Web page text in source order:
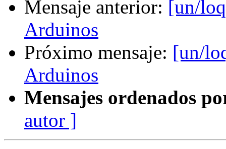
Mensaje anterior: [un/
Arduinos
Próximo mensaje: [un/
Arduinos
Mensajes ordenados
autor ]